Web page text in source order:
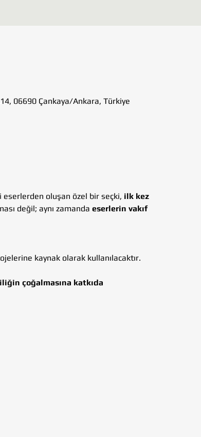
06690 Çankaya/Ankara, Türkiye
eserlerden oluşan özel bir seçki, ilk kez
değil; aynı zamanda eserlerin vakıf
kaynak olarak kullanılacaktır.
çoğalmasına katkıda